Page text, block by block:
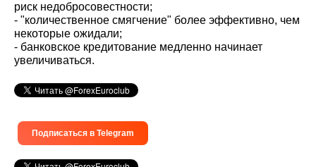
риск недобросовестности;
- "количественное смягчение" более эффективно, чем
некоторые ожидали;
- банковское кредитование медленно начинает
увеличиваться.
Подписаться в Telegram